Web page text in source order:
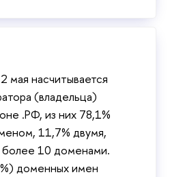
мая насчитывается
(владельца)
.РФ, из них 78,1%
11,7% двумя,
10 доменами.
доменных имен